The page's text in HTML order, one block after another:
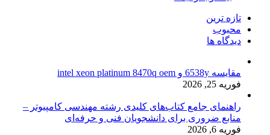
تازه ترین
محبوب
دیدگاه ها
مقایسه 6538y و intel xeon platinum 8470q oem
فوریه 25, 2026
راهنمای جامع کتاب‌های کلیدی رشته مهندسی کامپیوتر –
منابع ضروری برای دانشجویان فنی و حرفه‌ای
فوریه 6, 2026